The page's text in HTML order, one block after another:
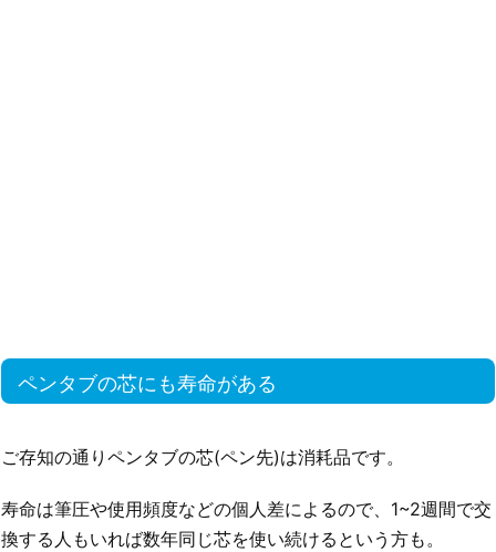
ペンタブの芯にも寿命がある
ご存知の通りペンタブの芯(ペン先)は消耗品です。
寿命は筆圧や使用頻度などの個人差によるので、1~2週間で交
換する人もいれば数年同じ芯を使い続けるという方も。